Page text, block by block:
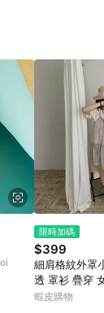
有「單一商品最高
顯示之商品規格、
務必於訂單日期
包僅限指定商品使
限時加碼
$399
細肩格紋外罩
透 罩衫 疊穿
K0593
蝦皮購物